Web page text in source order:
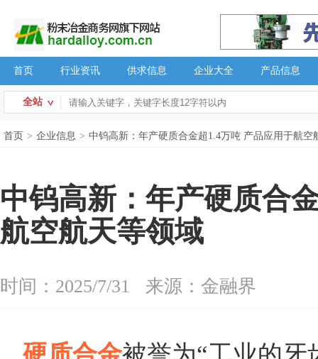
首页 行业资讯 供求信息 企业大全 产品信息
全站
首页 > 企业信息 > 中钨高新：年产硬质合金超1.4万吨 产品应用于航空
中钨高新：年产硬质合
航空航天等领域
时间：2025/7/31 来源：金融界